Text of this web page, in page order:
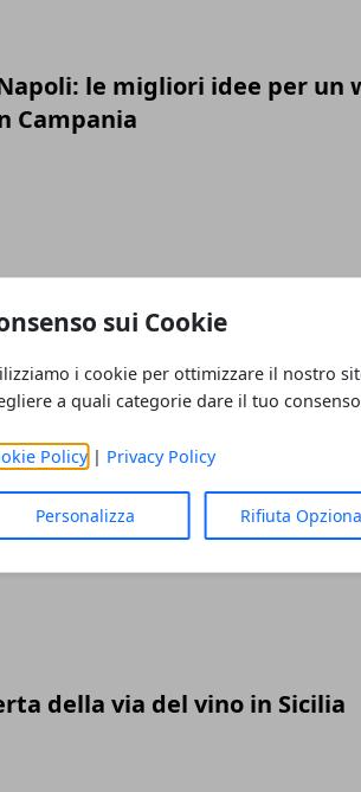
sui Cookie
i cookie per ottimizzare il nostro
a quali categorie dare il tuo
Policy| Privacy Policy
Personalizza Rifiuta
le migliori idee per un
Campania
barca a vela: esperienze e
Toscana: tradizione, arte e
della via del vino in Sicilia